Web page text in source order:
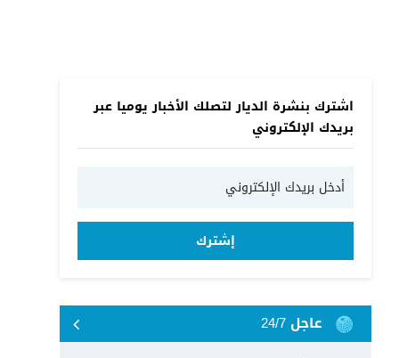
اشترك بنشرة الديار لتصلك الأخبار يوميا عبر
بريدك الإلكتروني
إشترك
عاجل 24/7